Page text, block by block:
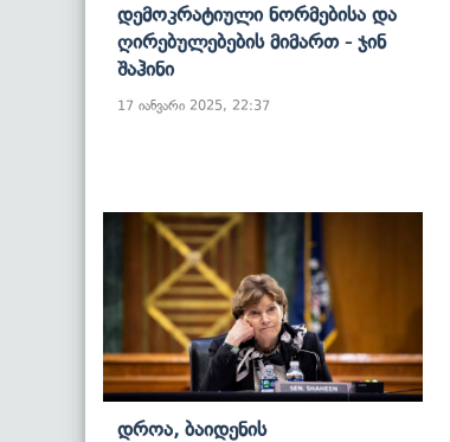
Დემოკრატიული Ნორმებისა Და
Ღირებულებების Მიმართ - Ჯინ
Შაჰინი
17 იანვარი 2025, 22:37
Დროა, Ბაიდენის